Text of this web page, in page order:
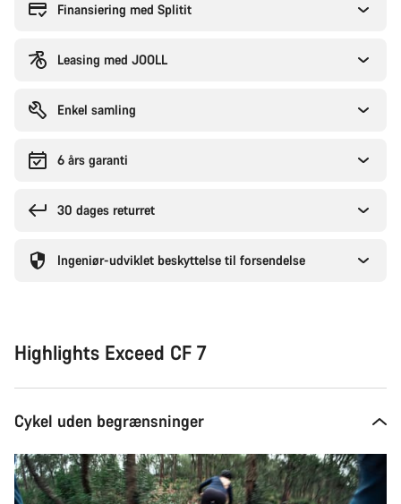
Finansiering med Splitit
Leasing med JOOLL
Enkel samling
6 års garanti
30 dages returret
Ingeniør-udviklet beskyttelse til forsendelse
Highlights Exceed CF 7
Cykel uden begrænsninger